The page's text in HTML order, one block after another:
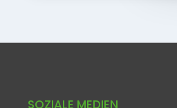
SOZIALE MEDIEN